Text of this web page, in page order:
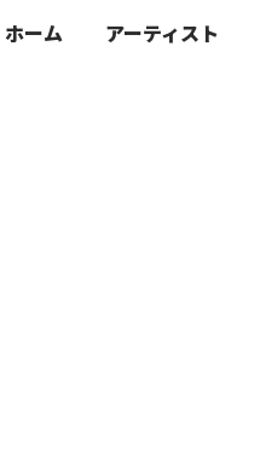
ホーム アーティスト